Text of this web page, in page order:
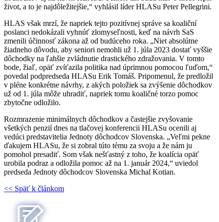
život, a to je najdôležitejšie,“ vyhlásil líder HLASu Peter Pellegrini.
HLAS však mrzí, že napriek tejto pozitívnej správe sa koaliční
poslanci nedokázali vyhnúť zlomyseľnosti, keď na návrh SaS
zmenili účinnosť zákona až od budúceho roka. „Niet absolútne
žiadneho dôvodu, aby seniori nemohli už 1. júla 2023 dostať vyššie
dôchodky na ľahšie zvládnutie drastického zdražovania. V tomto
bode, žiaľ, opäť zvíťazila politika nad úprimnou pomocou ľuďom,“
povedal podpredseda HLASu Erik Tomáš. Pripomenul, že predložil
v pléne konkrétne návrhy, z akých položiek sa zvýšenie dôchodkov
už od 1. júla môže uhradiť, napriek tomu koaličné torzo pomoc
zbytočne odložilo.
Rozmrazenie minimálnych dôchodkov a častejšie zvyšovanie
všetkých penzií dnes na tlačovej konferencii HLASu ocenili aj
vedúci predstavitelia Jednoty dôchodcov Slovenska. „Veľmi pekne
ďakujem HLASu, že si zobral túto tému za svoju a že nám ju
pomohol presadiť. Som však nešťastný z toho, že koalícia opäť
urobila podraz a odložila pomoc až na 1. január 2024,“ uviedol
predseda Jednoty dôchodcov Slovenska Michal Kotian.
<< Späť k článkom
Patrícia Medveď Macíková